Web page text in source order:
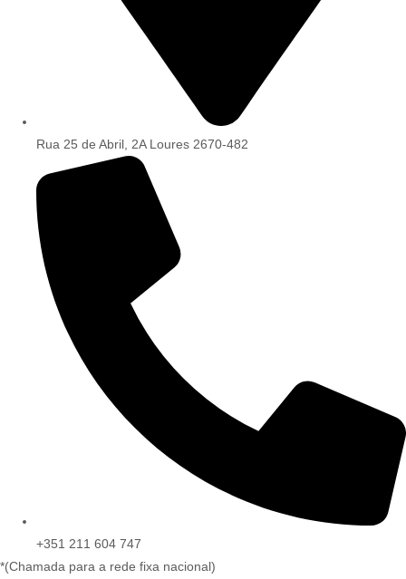
Rua 25 de Abril, 2A Loures 2670-482
+351 211 604 747
*(Chamada para a rede fixa nacional)